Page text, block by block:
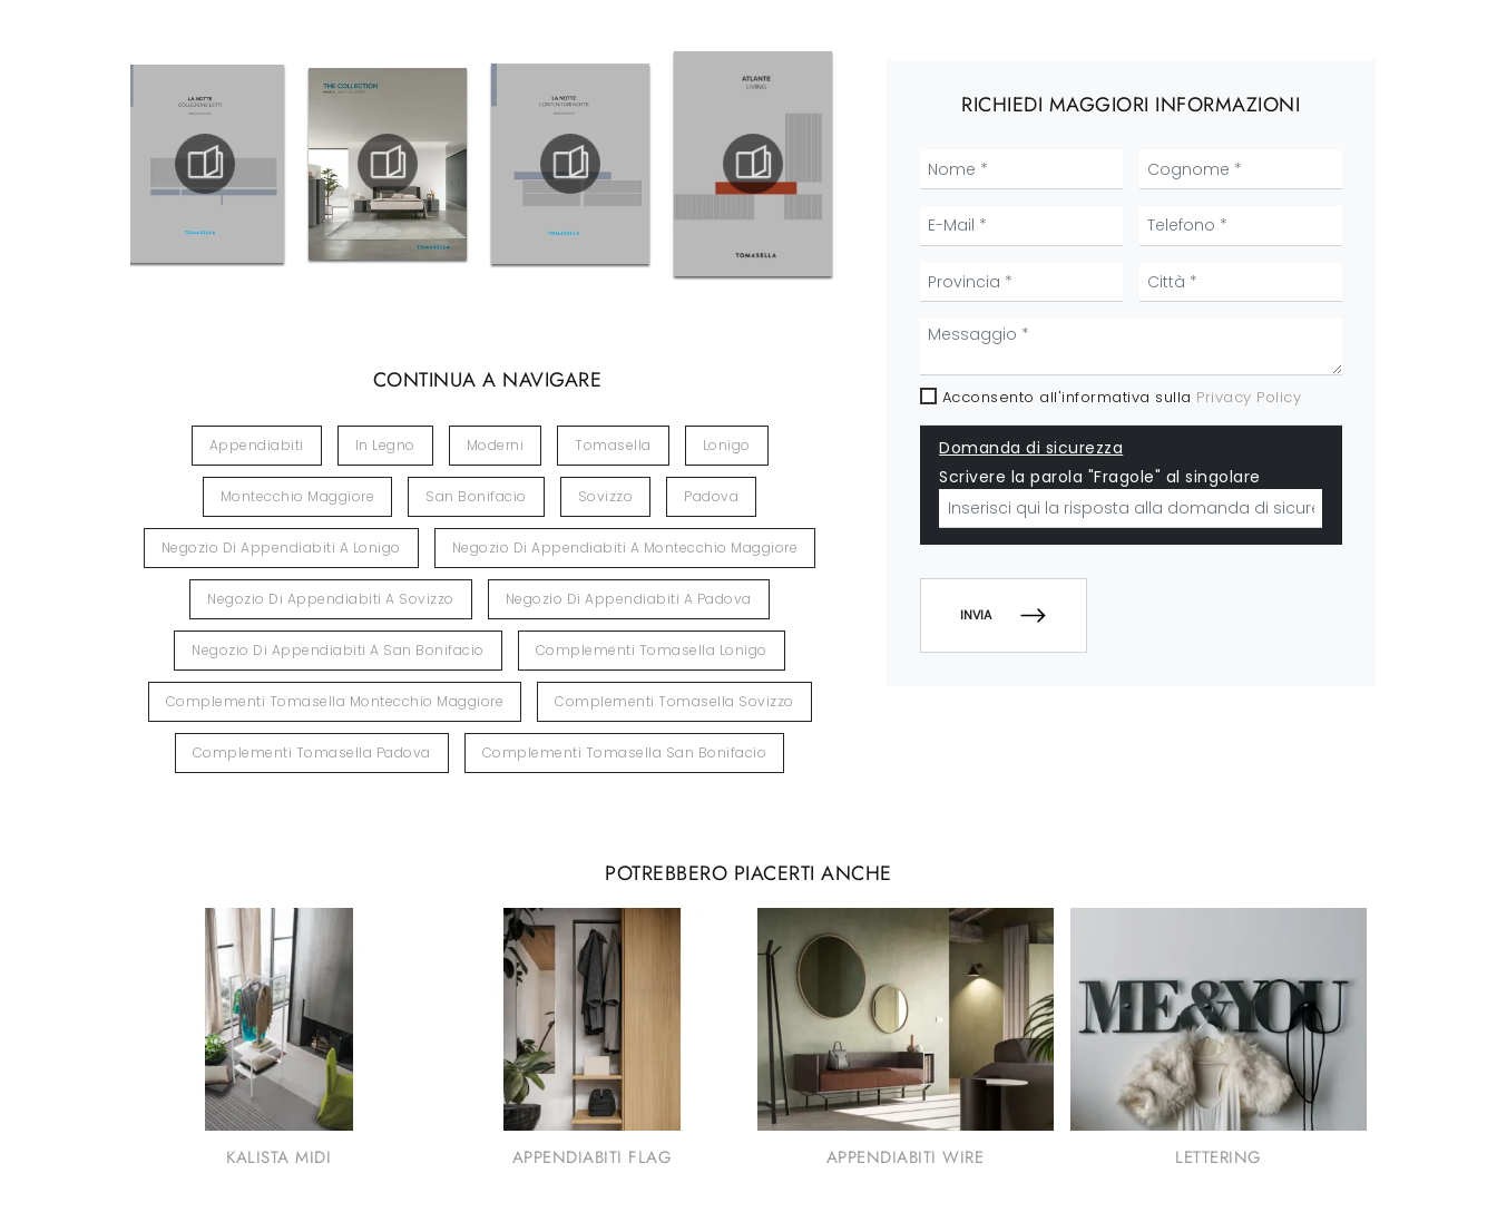
CONTINUA A NAVIGARE
Appendiabiti In Legno Moderni Tomasella Lonigo
Montecchio Maggiore San Bonifacio Sovizzo Padova
Negozio Di Appendiabiti A Lonigo Negozio Di Appendiabiti A Montecchio Maggiore
Negozio Di Appendiabiti A Sovizzo Negozio Di Appendiabiti A Padova
Negozio Di Appendiabiti A San Bonifacio Complementi Tomasella Lonigo
Complementi Tomasella Montecchio Maggiore Complementi Tomasella Sovizzo
Complementi Tomasella Padova Complementi Tomasella San Bonifacio
RICHIEDI MAGGIORI INFORMAZIONI
Acconsento all'informativa sulla Privacy Policy
Domanda di sicurezza
Scrivere la parola "Fragole" al singolare
INVIA
POTREBBERO PIACERTI ANCHE
KALISTA MIDI APPENDIABITI FLAG APPENDIABITI WIRE LETTERING